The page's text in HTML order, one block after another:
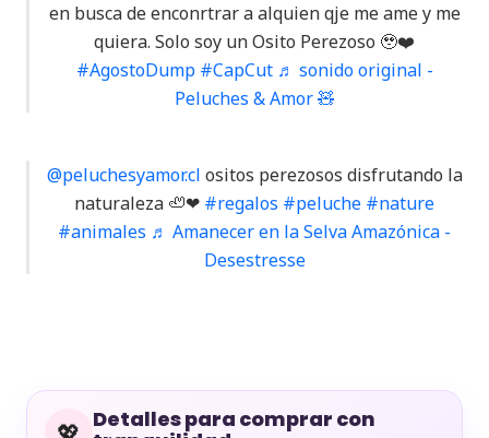
en busca de enconrtrar a alquien qje me ame y me
quiera. Solo soy un Osito Perezoso 🥹❤️
#AgostoDump #CapCut ♬ sonido original -
Peluches & Amor 🧸
@peluchesyamor.cl ositos perezosos disfrutando la
naturaleza 🦥❤ #regalos #peluche #nature
#animales ♬ Amanecer en la Selva Amazónica -
Desestresse
Detalles para comprar con